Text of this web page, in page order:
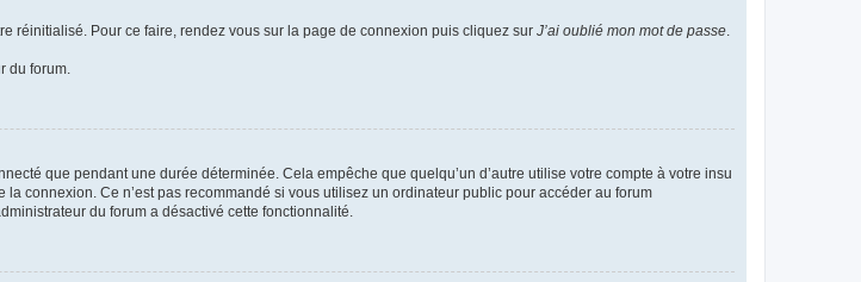
réinitialisé. Pour ce faire, rendez vous sur la page de connexion puis cliquez sur J’ai oublié mon mot de passe
du forum.
que pendant une durée déterminée. Cela empêche que quelqu’un d’autre utilise votre compte à votre insu
la connexion. Ce n’est pas recommandé si vous utilisez un ordinateur public pour accéder au forum
du forum a désactivé cette fonctionnalité.